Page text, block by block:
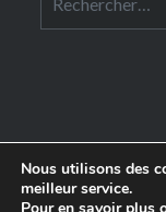
Nous utilisons des
meilleur service.